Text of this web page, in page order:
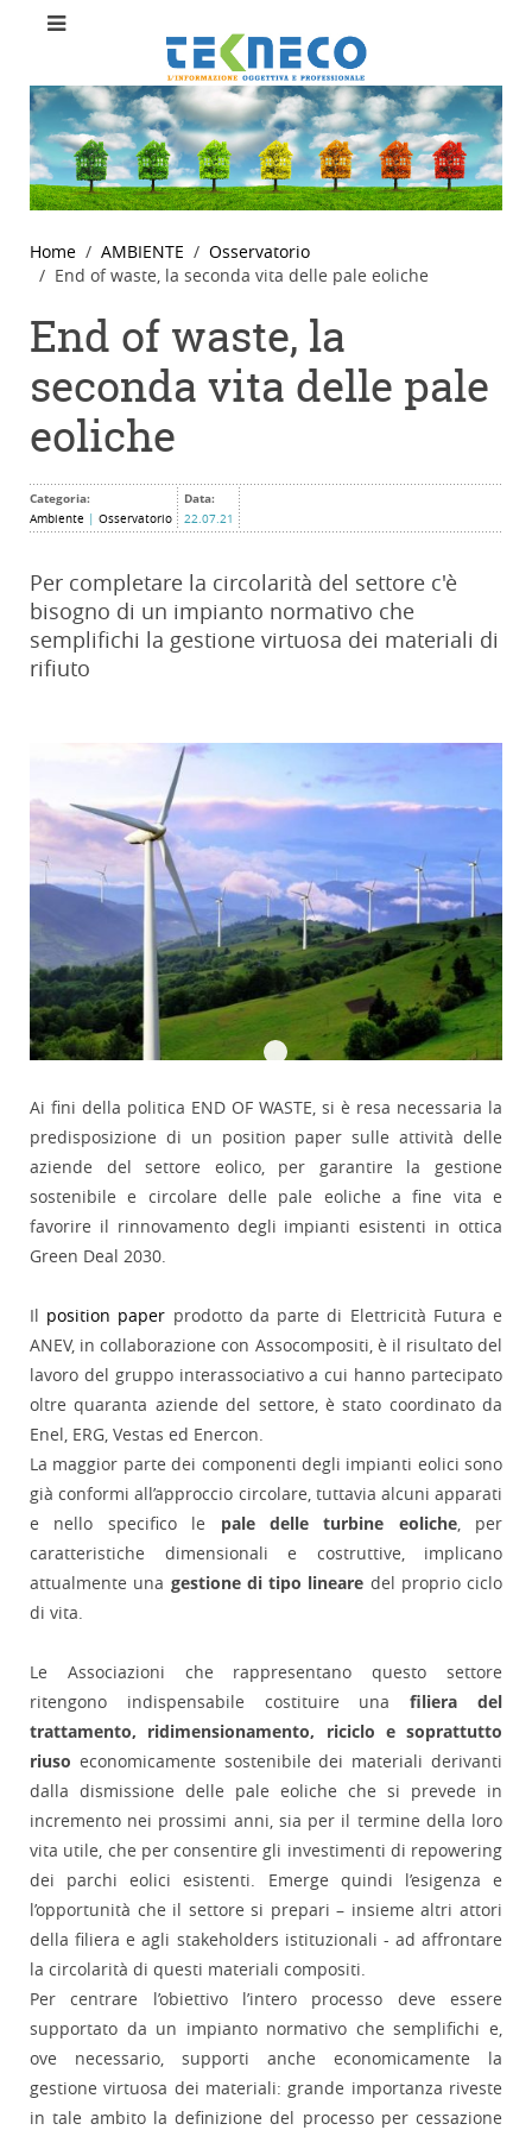
Home AMBIENTE
Osservatorio
End of waste, la seconda vita delle pale eoliche
End of waste, la
seconda vita delle pale
eoliche
Categoria:
Ambiente Osservatorio
Data:
22.07.21
Per completare la circolarità del settore c'è
bisogno di un impianto normativo che
semplifichi la gestione virtuosa dei materiali di
rifiuto
Ai fini della politica END OF WASTE, si è resa necessaria la
predisposizione di un position paper sulle attività delle
aziende del settore eolico, per garantire la gestione
sostenibile e circolare delle pale eoliche a fine vita e
favorire il rinnovamento degli impianti esistenti in ottica
Green Deal 2030.
Il position paper prodotto da parte di Elettricità Futura e
ANEV, in collaborazione con Assocompositi, è il risultato del
lavoro del gruppo interassociativo a cui hanno partecipato
oltre quaranta aziende del settore, è stato coordinato da
Enel, ERG, Vestas ed Enercon.
La maggior parte dei componenti degli impianti eolici sono
già conformi all’approccio circolare, tuttavia alcuni apparati
e nello specifico le pale delle turbine eoliche, per
caratteristiche dimensionali e costruttive, implicano
attualmente una gestione di tipo lineare del proprio ciclo
di vita.
Le Associazioni che rappresentano questo settore
ritengono indispensabile costituire unafiliera del
trattamento, ridimensionamento, riciclo e soprattutto
riuso economicamente sostenibile dei materiali derivanti
dalla dismissione delle pale eoliche che si prevede in
incremento nei prossimi anni, sia per il termine della loro
vita utile, che per consentire gli investimenti di repowering
dei parchi eolici esistenti. Emerge quindi l’esigenza e
l’opportunità che il settore si prepari – insieme altri attori
della filiera e agli stakeholders istituzionali - ad affrontare
la circolarità di questi materiali compositi.
Per centrare l’obiettivo l’intero processo deve essere
supportato da un impianto normativo che semplifichi e,
ove necessario, supporti anche economicamente la
gestione virtuosa dei materiali: grande importanza riveste
in tale ambito la definizione del processo per cessazione